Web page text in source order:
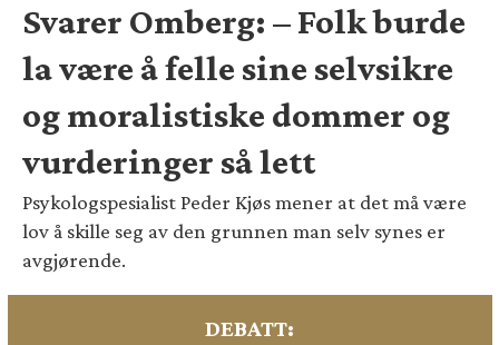
Svarer Omberg: – Folk burde
la være å felle sine selvsikre
og moralistiske dommer og
vurderinger så lett
Psykologspesialist Peder Kjøs mener at det må være
lov å skille seg av den grunnen man selv synes er
avgjørende.
DEBATT: